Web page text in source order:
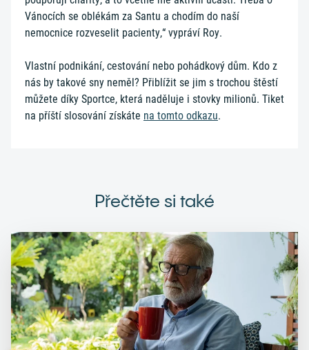
Vánocích se oblékám za Santu a chodím do naší
nemocnice rozveselit pacienty,“ vypráví Roy.
Vlastní podnikání, cestování nebo pohádkový dům. Kdo z
nás by takové sny neměl? Přiblížit se jim s trochou štěstí
můžete díky Sportce, která naděluje i stovky milionů. Tiket
na příští slosování získáte na tomto odkazu.
Přečtěte si také